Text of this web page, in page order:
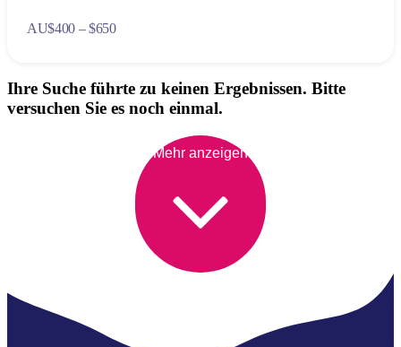
AU$400 – $650
Ihre Suche führte zu keinen Ergebnissen. Bitte
versuchen Sie es noch einmal.
Mehr anzeigen